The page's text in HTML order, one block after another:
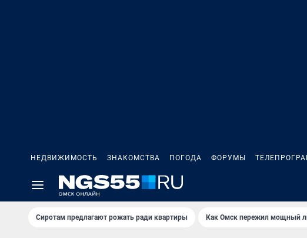
НЕДВИЖИМОСТЬ ЗНАКОМСТВА ПОГОДА ФОРУМЫ
Сиротам предлагают рожать ради квартиры Как Омск пережил мощный